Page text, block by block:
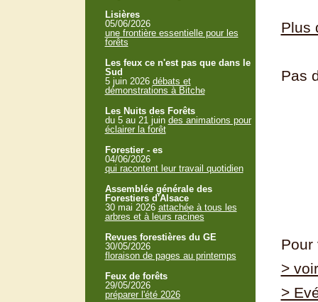
Plus
Pas
>
>
Lisières
05/06/2026
une frontière essentielle pour les
forêts
Les feux ce n'est pas que dans le
Sud
5 juin 2026 débats et
démonstrations à Bitche
Les Nuits des Forêts
du 5 au 21 juin des animations pour
éclairer la forêt
Forestier - es
04/06/2026
qui racontent leur travail quotidien
Assemblée générale des
Forestiers d'Alsace
30 mai 2026 attachée à tous les
arbres et à leurs racines
Revues forestières du GE
30/05/2026
floraison de pages au printemps
Feux de forêts
29/05/2026
préparer l'été 2026